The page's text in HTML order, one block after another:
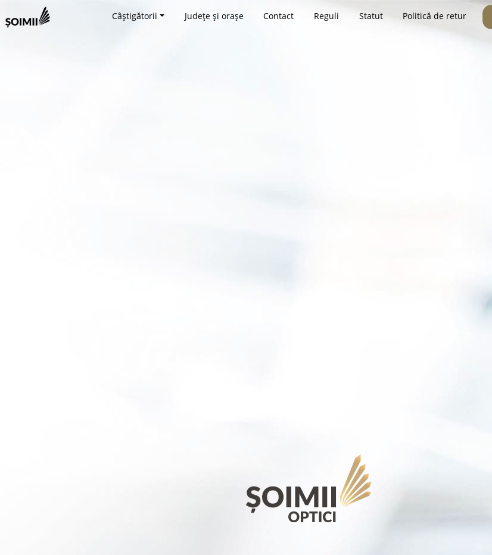
Câștigătorii Județe și orașe Contact Reguli Statut Politică de retur